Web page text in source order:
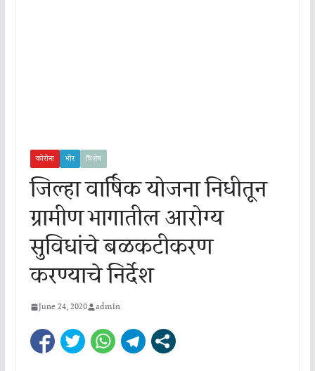
कोरोना भोर विशेष
जिल्हा वार्षिक योजना निधीतून
ग्रामीण भागातील आरोग्य
सुविधांचे बळकटीकरण
करण्याचे निर्देश
June 24, 2020 admin